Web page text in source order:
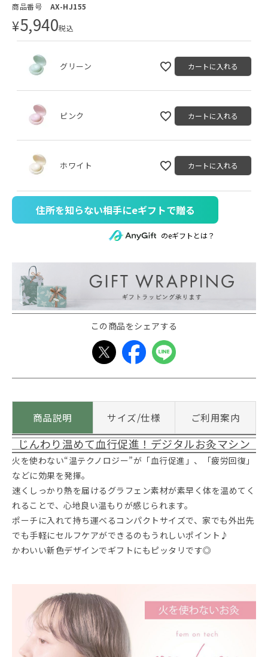
商品番号 AX-HJ155
¥5,940税込
グリーン カートに入れる
ピンク カートに入れる
ホワイト カートに入れる
住所を知らない相手にeギフトで贈る
のeギフトとは？
この商品をシェアする
商品説明 サイズ/仕様 ご利用案内
じんわり温めて血行促進！デジタルお灸マシン
火を使わない“温テクノロジー”が「血行促進」、「疲労回復」
などに効果を発揮。
速くしっかり熱を届けるグラフェン素材が素早く体を温めてく
れることで、心地良い温もりが感じられます。
ポーチに入れて持ち運べるコンパクトサイズで、家でも外出先
でも手軽にセルフケアができるのもうれしいポイント♪
かわいい新色デザインでギフトにもピッタリです◎